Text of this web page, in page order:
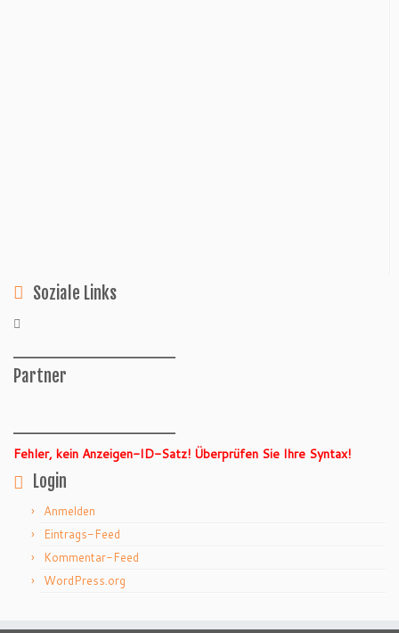
Soziale Links
Partner
Fehler, kein Anzeigen-ID-Satz! Überprüfen Sie Ihre Syntax!
Login
Anmelden
Eintrags-Feed
Kommentar-Feed
WordPress.org